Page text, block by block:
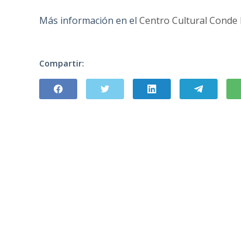
Más información en elCentro Cultural Conde
Compartir: